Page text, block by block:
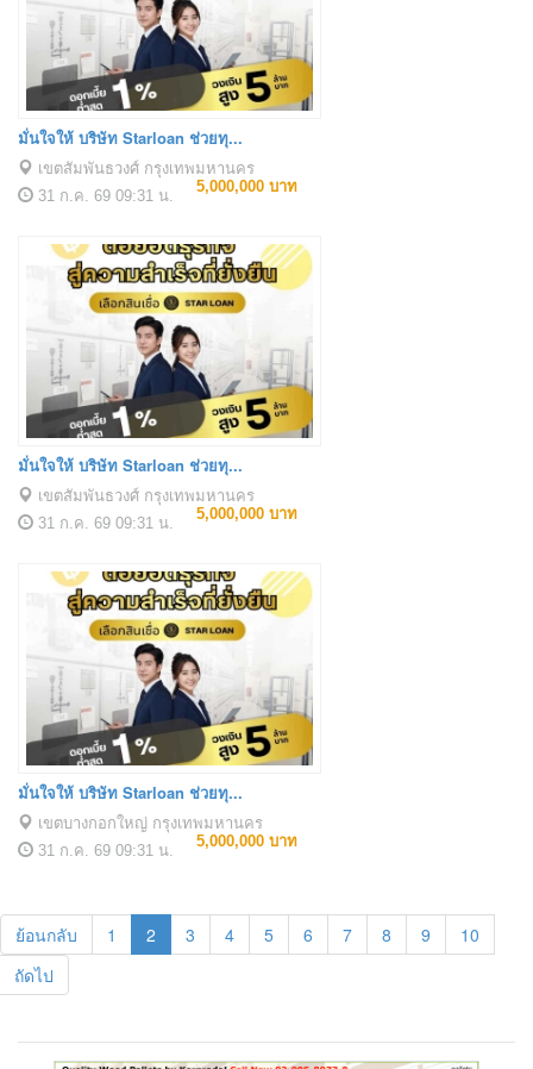
มั่นใจให้ บริษัท Starloan ช่วยทุ...
เขตสัมพันธวงศ์ กรุงเทพมหานคร
31 ก.ค. 69 09:31 น.
5,000,000 บาท
มั่นใจให้ บริษัท Starloan ช่วยทุ...
เขตสัมพันธวงศ์ กรุงเทพมหานคร
31 ก.ค. 69 09:31 น.
5,000,000 บาท
มั่นใจให้ บริษัท Starloan ช่วยทุ...
เขตบางกอกใหญ่ กรุงเทพมหานคร
31 ก.ค. 69 09:31 น.
5,000,000 บาท
ย้อนกลับ 1 2 3 4 5 6 7 8 9
10
ถัดไป